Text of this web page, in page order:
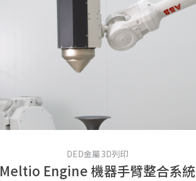
DED金屬3D列印
Meltio Engine 機器手臂整合系統